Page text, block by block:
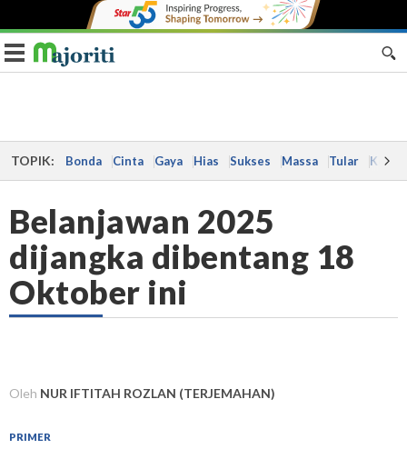
Toggle navigation
TOPIK: Bonda Cinta Gaya Hias Sukses Massa Tular Kes
Belanjawan 2025
dijangka dibentang 18
Oktober ini
Oleh NUR IFTITAH ROZLAN (TERJEMAHAN)
PRIMER